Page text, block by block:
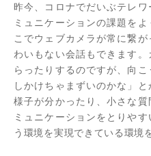
昨今、コロナでだいぶテレ
ミュニケーションの課題を
こでウェブカメラが常に繋
わいもない会話もできます
らったりするのですが、向
しかけちゃまずいのかな」
様子が分かったり、小さな
ミュニケーションをとりや
う環境を実現できている環境